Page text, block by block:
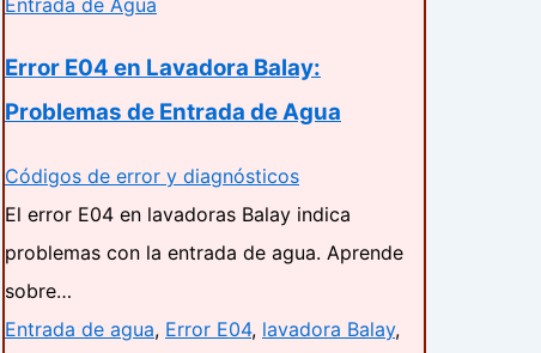
Error E04 en Lavadora Balay:
Problemas de Entrada de Agua
Códigos de error y diagnósticos
El error E04 en lavadoras Balay indica
problemas con la entrada de agua. Aprende
sobre…
Entrada de agua, Error E04, lavadora Balay,